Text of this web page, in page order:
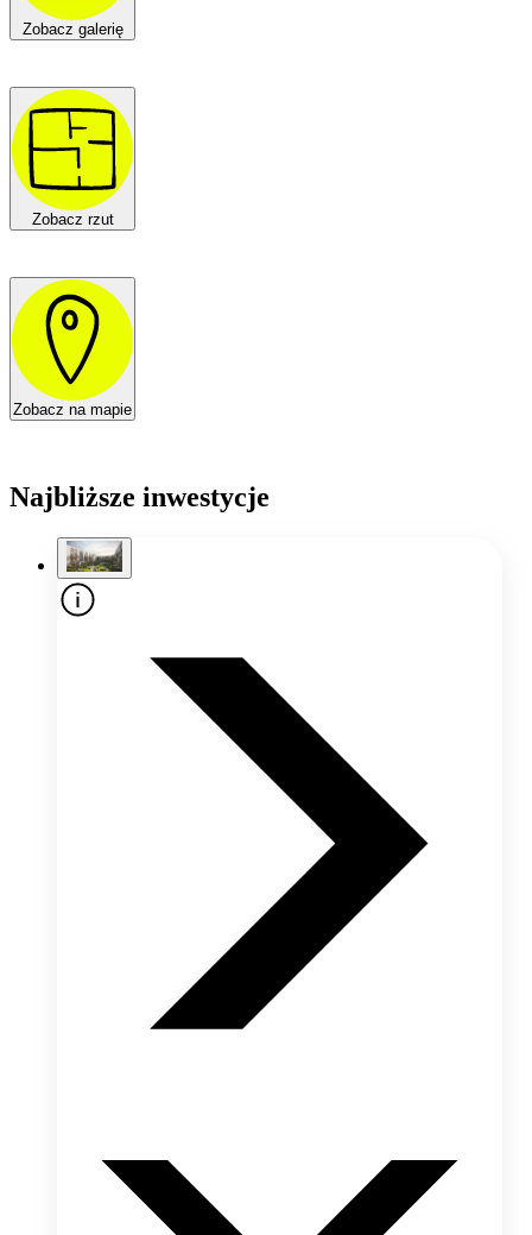
Zobacz galerię
Zobacz rzut
Zobacz na mapie
Najbliższe inwestycje